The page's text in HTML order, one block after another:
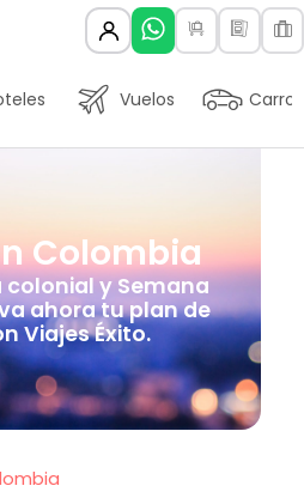
Vuelos Carros
Colombia
y Semana
ahora tu plan de
Viajes Éxito.